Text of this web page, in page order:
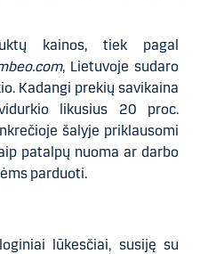
kainos, tiek pagal
, Lietuvoje sudaro
Kadangi prekių savikaina
likusius 20 proc.
šalyje priklausomi
patalpų nuoma ar darbo
parduoti.
lūkesčiai, susiję su